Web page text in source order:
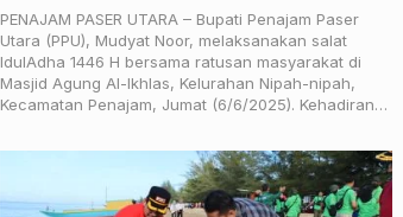
PENAJAM PASER UTARA – Bupati Penajam Paser
Utara (PPU), Mudyat Noor, melaksanakan salat
IdulAdha 1446 H bersama ratusan masyarakat di
Masjid Agung Al-Ikhlas, Kelurahan Nipah-nipah,
Kecamatan Penajam, Jumat (6/6/2025). Kehadiran…